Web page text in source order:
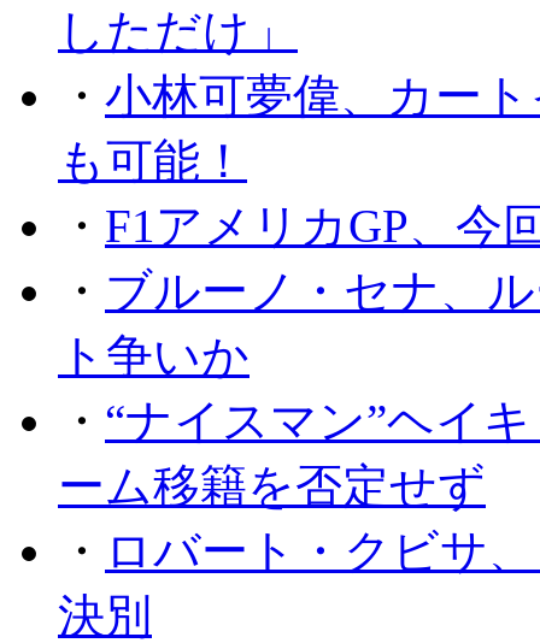
しただけ」
・ 小林可夢偉、カー
も可能！
・ F1アメリカGP、今
・ ブルーノ・セナ、
ト争いか
・ “ナイスマン”ヘイ
ーム移籍を否定せず
・ ロバート・クビサ
決別